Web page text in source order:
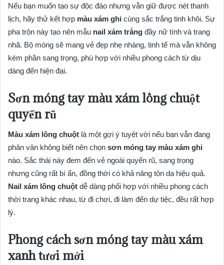
Nếu bạn muốn tạo sự độc đáo nhưng vẫn giữ được nét thanh
lịch, hãy thử kết hợp màu xám ghi cùng sắc trắng tinh khôi. Sự
pha trộn này tạo nên mẫu nail xám trắng đầy nữ tính và trang
nhã. Bộ móng sẽ mang vẻ đẹp nhẹ nhàng, tinh tế mà vẫn không
kém phần sang trọng, phù hợp với nhiều phong cách từ dịu
dàng đến hiện đại.
Sơn móng tay màu xám lông chuột
quyến rũ
Màu xám lông chuột là một gợi ý tuyệt vời nếu bạn vẫn đang
phân vân không biết nên chọn sơn móng tay màu xám ghi
nào. Sắc thái này đem đến vẻ ngoài quyến rũ, sang trọng
nhưng cũng rất bí ẩn, đồng thời có khả năng tôn da hiệu quả.
Nail xám lông chuột dễ dàng phối hợp với nhiều phong cách
thời trang khác nhau, từ đi chơi, đi làm đến dự tiệc, đều rất hợp
lý.
Phong cách sơn móng tay màu xám
xanh tươi mới